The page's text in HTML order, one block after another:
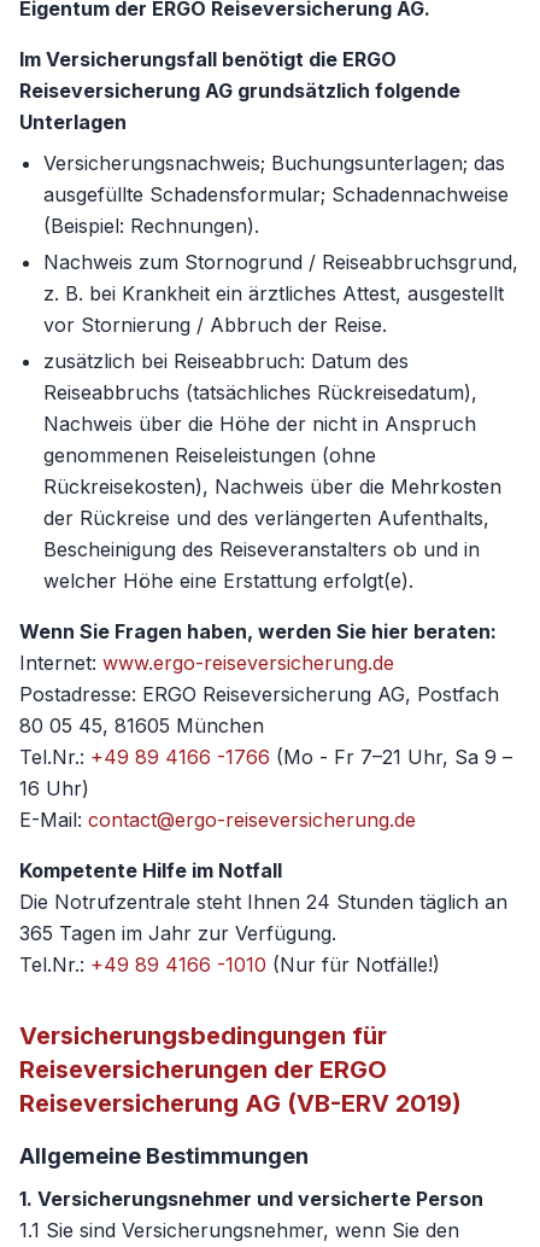
Eigentum der ERGO Reiseversicherung AG.
Im Versicherungsfall benötigt die ERGO
Reiseversicherung AG grundsätzlich folgende
Unterlagen
Versicherungsnachweis; Buchungsunterlagen; das
ausgefüllte Schadensformular; Schadennachweise
(Beispiel: Rechnungen).
Nachweis zum Stornogrund / Reiseabbruchsgrund,
z. B. bei Krankheit ein ärztliches Attest, ausgestellt
vor Stornierung / Abbruch der Reise.
zusätzlich bei Reiseabbruch: Datum des
Reiseabbruchs (tatsächliches Rückreisedatum),
Nachweis über die Höhe der nicht in Anspruch
genommenen Reiseleistungen (ohne
Rückreisekosten), Nachweis über die Mehrkosten
der Rückreise und des verlängerten Aufenthalts,
Bescheinigung des Reiseveranstalters ob und in
welcher Höhe eine Erstattung erfolgt(e).
Wenn Sie Fragen haben, werden Sie hier beraten:
Internet: www.ergo-reiseversicherung.de
Postadresse: ERGO Reiseversicherung AG, Postfach
80 05 45, 81605 München
Tel.Nr.: +49 89 4166 -1766 (Mo - Fr 7–21 Uhr, Sa 9 –
16 Uhr)
E-Mail: contact@ergo-reiseversicherung.de
Kompetente Hilfe im Notfall
Die Notrufzentrale steht Ihnen 24 Stunden täglich an
365 Tagen im Jahr zur Verfügung.
Tel.Nr.: +49 89 4166 -1010 (Nur für Notfälle!)
Versicherungsbedingungen für
Reiseversicherungen der ERGO
Reiseversicherung AG (VB-ERV 2019)
Allgemeine Bestimmungen
1. Versicherungsnehmer und versicherte Person
1.1 Sie sind Versicherungsnehmer, wenn Sie den